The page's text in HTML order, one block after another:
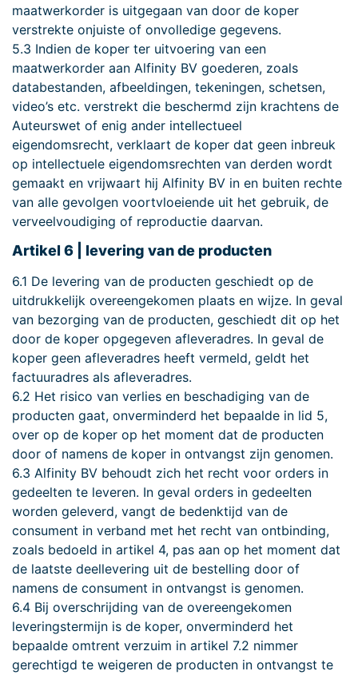
maatwerkorder is uitgegaan van door de koper
verstrekte onjuiste of onvolledige gegevens.
5.3 Indien de koper ter uitvoering van een
maatwerkorder aan Alfinity BV goederen, zoals
databestanden, afbeeldingen, tekeningen, schetsen,
video’s etc. verstrekt die beschermd zijn krachtens de
Auteurswet of enig ander intellectueel
eigendomsrecht, verklaart de koper dat geen inbreuk
op intellectuele eigendomsrechten van derden wordt
gemaakt en vrijwaart hij Alfinity BV in en buiten rechte
van alle gevolgen voortvloeiende uit het gebruik, de
verveelvoudiging of reproductie daarvan.
Artikel 6 | levering van de producten
6.1 De levering van de producten geschiedt op de
uitdrukkelijk overeengekomen plaats en wijze. In geval
van bezorging van de producten, geschiedt dit op het
door de koper opgegeven afleveradres. In geval de
koper geen afleveradres heeft vermeld, geldt het
factuuradres als afleveradres.
6.2 Het risico van verlies en beschadiging van de
producten gaat, onverminderd het bepaalde in lid 5,
over op de koper op het moment dat de producten
door of namens de koper in ontvangst zijn genomen.
6.3 Alfinity BV behoudt zich het recht voor orders in
gedeelten te leveren. In geval orders in gedeelten
worden geleverd, vangt de bedenktijd van de
consument in verband met het recht van ontbinding,
zoals bedoeld in artikel 4, pas aan op het moment dat
de laatste deellevering uit de bestelling door of
namens de consument in ontvangst is genomen.
6.4 Bij overschrijding van de overeengekomen
leveringstermijn is de koper, onverminderd het
bepaalde omtrent verzuim in artikel 7.2 nimmer
gerechtigd te weigeren de producten in ontvangst te